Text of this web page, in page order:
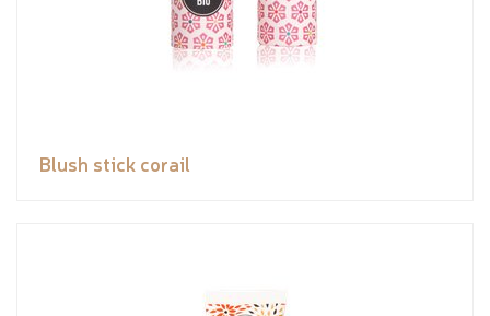
Blush stick corail